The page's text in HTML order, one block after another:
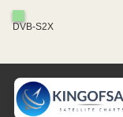
DVB-S2X